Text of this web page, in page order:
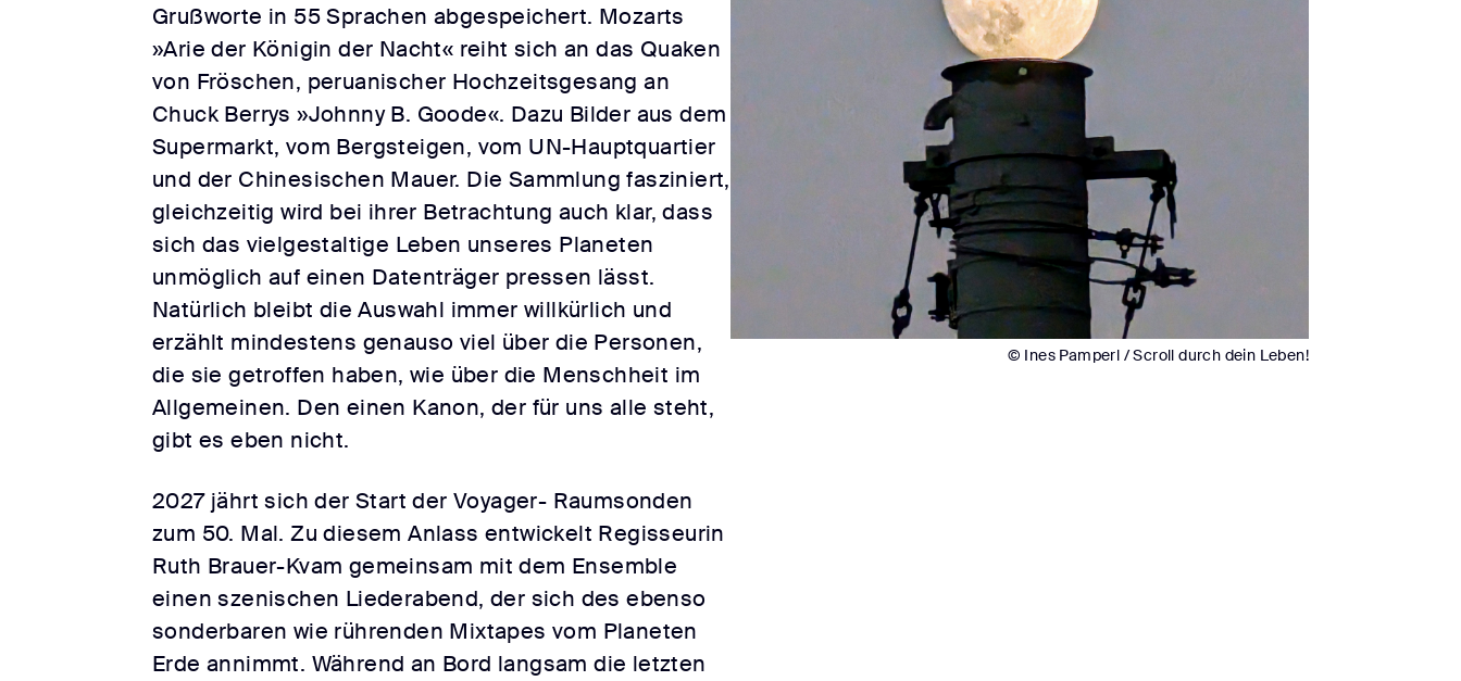
Grußworte in 55 Sprachen abgespeichert. Mozarts
»Arie der Königin der Nacht« reiht sich an das Quaken
von Fröschen, peruanischer Hochzeitsgesang an
Chuck Berrys »Johnny B. Goode«. Dazu Bilder aus dem
Supermarkt, vom Bergsteigen, vom UN-Hauptquartier
und der Chinesischen Mauer. Die Sammlung fasziniert,
gleichzeitig wird bei ihrer Betrachtung auch klar, dass
sich das vielgestaltige Leben unseres Planeten
unmöglich auf einen Datenträger pressen lässt.
Natürlich bleibt die Auswahl immer willkürlich und
erzählt mindestens genauso viel über die Personen,
die sie getroffen haben, wie über die Menschheit im
Allgemeinen. Den einen Kanon, der für uns alle steht,
gibt es eben nicht.
2027 jährt sich der Start der Voyager- Raumsonden
zum 50. Mal. Zu diesem Anlass entwickelt Regisseurin
Ruth Brauer-Kvam gemeinsam mit dem Ensemble
einen szenischen Liederabend, der sich des ebenso
sonderbaren wie rührenden Mixtapes vom Planeten
Erde annimmt. Während an Bord langsam die letzten
© Ines Pamperl / Scroll durch dein Leben!